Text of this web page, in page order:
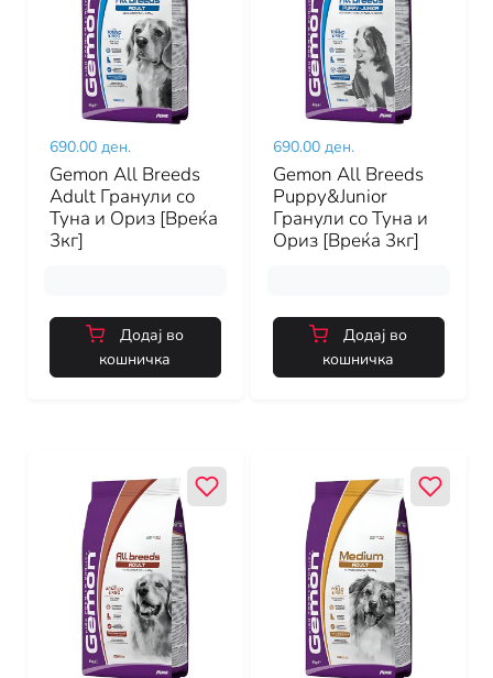
690.00 ден.
Gemon All Breeds
Adult Гранули со
Туна и Ориз [Вреќа
3кг]
Додај во
кошничка
690.00 ден.
Gemon All Breeds
Puppy&Junior
Гранули со Туна и
Ориз [Вреќа 3кг]
Додај во
кошничка